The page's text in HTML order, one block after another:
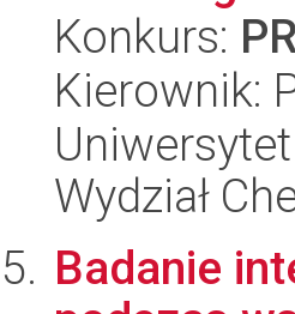
Konkurs:
Kierownik:
Wydział
Badanie